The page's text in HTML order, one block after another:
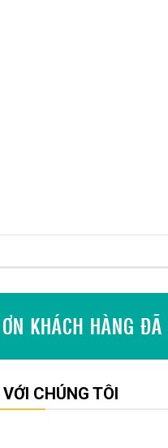
CHÚNG TÔI